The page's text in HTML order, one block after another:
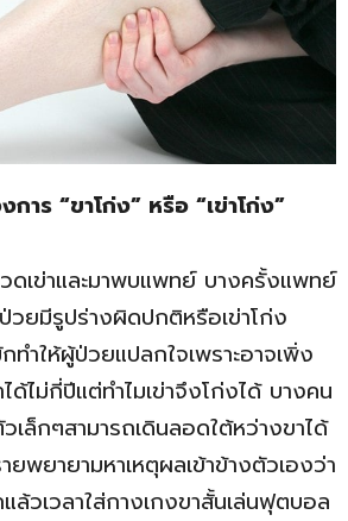
การ “ขาโก่ง” หรือ “เข่าโก่ง”
เข่าและมาพบแพทย์ บางครั้งแพทย์
วยมีรูปร่างผิดปกติหรือเข่าโก่ง
ทำให้ผู้ป่วยแปลกใจเพราะอาจเพิ่ง
ด้ไม่กี่ปีแต่ทำไมเข่าจึงโก่งได้ บางคน
เล็กๆสามารถเดินลอดใต้หว่างขาได้
พยายามหาเหตุผลเข้าข้างตัวเองว่า
ล้วเวลาใส่กางเกงขาสั้นเล่นฟุตบอล